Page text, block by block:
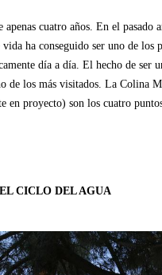
apenas cuatro años. En el
ha conseguido ser uno de los
día a día. El hecho de
de los más visitados. La Colina
en proyecto) son los cuatro
CICLO DEL AGUA